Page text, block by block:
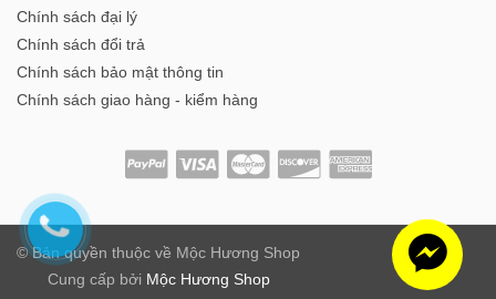
Chính sách đại lý
Chính sách đổi trả
Chính sách bảo mật thông tin
Chính sách giao hàng - kiểm hàng
© Bản quyền thuộc về Mộc Hương Shop
Cung cấp bởi Mộc Hương Shop